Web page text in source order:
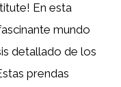
En esta
mundo
detallado de los
prendas